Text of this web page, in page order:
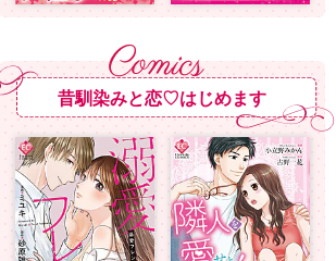
昔馴染みと恋♡はじめます